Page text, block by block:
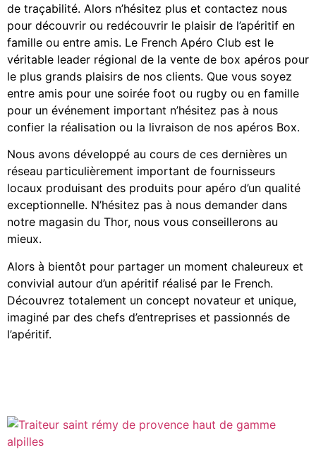
de traçabilité. Alors n’hésitez plus et contactez nous
pour découvrir ou redécouvrir le plaisir de l’apéritif en
famille ou entre amis. Le French Apéro Club est le
véritable leader régional de la vente de box apéros pour
le plus grands plaisirs de nos clients. Que vous soyez
entre amis pour une soirée foot ou rugby ou en famille
pour un événement important n’hésitez pas à nous
confier la réalisation ou la livraison de nos apéros Box.
Nous avons développé au cours de ces dernières un
réseau particulièrement important de fournisseurs
locaux produisant des produits pour apéro d’un qualité
exceptionnelle. N’hésitez pas à nous demander dans
notre magasin du Thor, nous vous conseillerons au
mieux.
Alors à bientôt pour partager un moment chaleureux et
convivial autour d’un apéritif réalisé par le French.
Découvrez totalement un concept novateur et unique,
imaginé par des chefs d’entreprises et passionnés de
l’apéritif.